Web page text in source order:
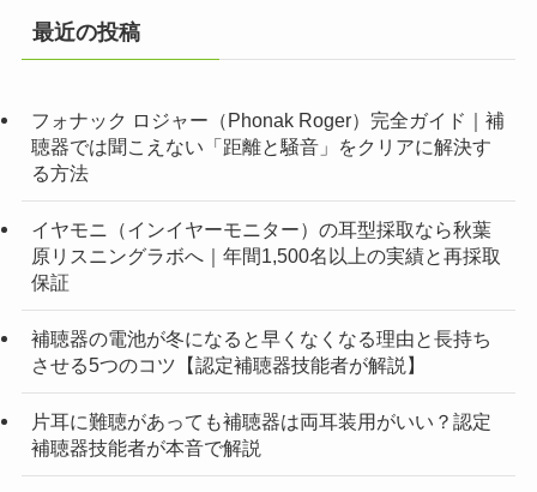
最近の投稿
フォナック ロジャー（Phonak Roger）完全ガイド｜補
聴器では聞こえない「距離と騒音」をクリアに解決す
る方法
イヤモニ（インイヤーモニター）の耳型採取なら秋葉
原リスニングラボへ｜年間1,500名以上の実績と再採取
保証
補聴器の電池が冬になると早くなくなる理由と長持ち
させる5つのコツ【認定補聴器技能者が解説】
片耳に難聴があっても補聴器は両耳装用がいい？認定
補聴器技能者が本音で解説